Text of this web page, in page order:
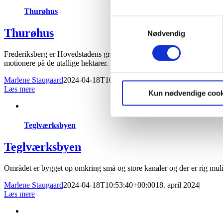
Dine valg anvendes på hele
Vi bruger cookies til at
vores trafik. Vi deler også
Nødvendig
Kun nødvendige
Thurøhus
Thurøhus
Frederiksberg er Hovedstadens grønne oase og på samme tid en
motionere på de utallige hektarer. Derudover er Frederiksberg
Marlene Staugaard2024-04-18T10:53:11+00:0018. april 2024|
Læs mere
Teglværksbyen
Teglværksbyen
Området er bygget op omkring små og store kanaler og der er rig
Marlene Staugaard2024-04-18T10:53:40+00:0018. april 2024|
Læs mere